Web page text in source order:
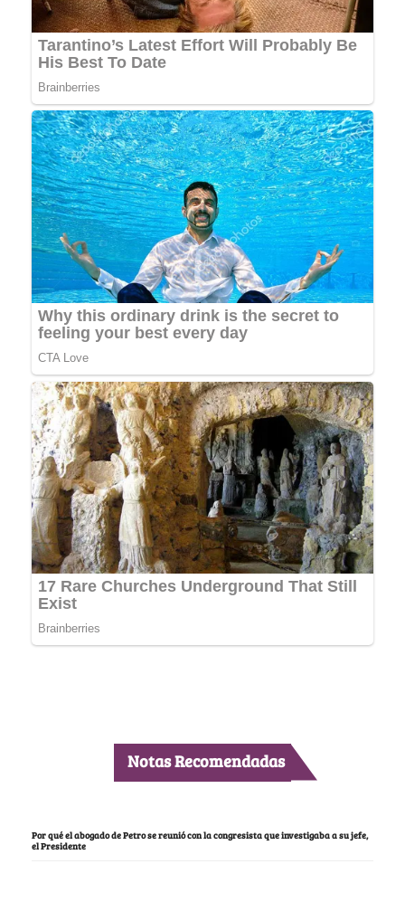
Notas Recomendadas
Por qué el abogado de Petro se reunió con la congresista que investigaba a su jefe,
el Presidente